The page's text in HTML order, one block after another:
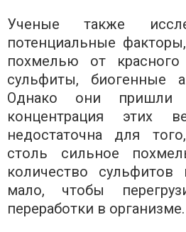
Ученые также
потенциальные
похмелью от
сульфиты, биогенные
Однако они
концентрация этих
недостаточна для
столь сильное
количество
мало, чтобы
переработки в организме.